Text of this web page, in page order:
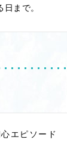
まで。
エピソード